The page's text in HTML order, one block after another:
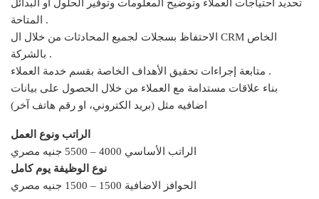
تحديد احتياجات العملاء وتوضيح المعلومات وتوفير الحلول أو البدائل
المتاحة .
الاحتفاظ بسجلات لجميع المحادثات من خلال ال CRM الخاص
بالشركة .
متابعة إجراءات تحقيق الأهداف الخاصة بقسم خدمة العملاء .
بناء علاقات مستدامة مع العملاء من خلال الحصول على بيانات
اضافيه مثل (بريد الكتروني، او رقم هاتف آخر)
الراتب ونوع العمل
الراتب الأساسي 4000 – 5500 جنيه مصري
نوع الوظيفة يوم كامل
الحوافز الاضافية 1500 – 1500 جنيه مصري